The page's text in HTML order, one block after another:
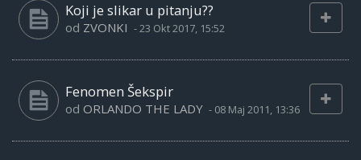
Koji je slikar u pitanju??
od ZVONKI -23 Okt 2017, 15:52
Fenomen Šekspir
od ORLANDO THE LADY - 08 Maj 2011, 13:36